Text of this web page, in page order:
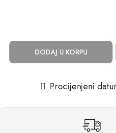
DODAJ U KORPU
Procijenjeni